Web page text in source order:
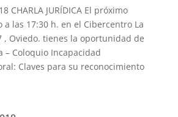
CHARLA JURÍDICA El próximo
a las 17:30 h. en el Cibercentro La
, Oviedo. tienes la oportunidad de
– Coloquio Incapacidad
Claves para su reconocimiento